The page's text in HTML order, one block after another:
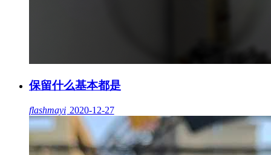
保留什么基本都是
flashmayi 2020-12-27